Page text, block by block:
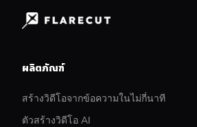
ผลิตภัณฑ์
สร้างวิดีโอจากข้อความในไม่กี่นาที
ตัวสร้างวิดีโอ AI